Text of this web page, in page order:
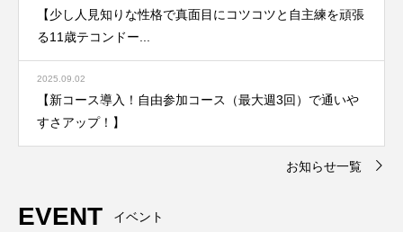
【少し人見知りな性格で真面目にコツコツと自主練を頑張
る11歳テコンドー...
2025.09.02
【新コース導入！自由参加コース（最大週3回）で通いや
すさアップ！】
お知らせ一覧
EVENT イベント